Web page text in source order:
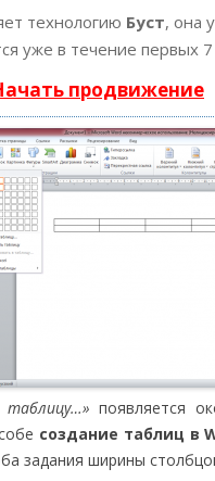
технологию Буст, она
уже в течение первых
продвижение
появляется
создание таблиц в
задания ширины